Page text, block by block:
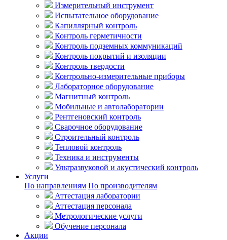
Измерительный инструмент
Испытательное оборудование
Капиллярный контроль
Контроль герметичности
Контроль подземных коммуникаций
Контроль покрытий и изоляции
Контроль твердости
Контрольно-измерительные приборы
Лабораторное оборудование
Магнитный контроль
Мобильные и автолаборатории
Рентгеновский контроль
Сварочное оборудование
Строительный контроль
Тепловой контроль
Техника и инструменты
Ультразвуковой и акустический контроль
Услуги
По направлениям По производителям
Аттестация лаборатории
Аттестация персонала
Метрологические услуги
Обучение персонала
Акции